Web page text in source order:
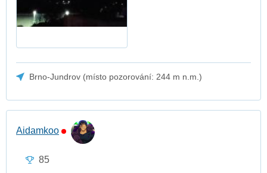
Brno-Jundrov (místo pozorování: 244 m n.m.)
Aidamkoo
85